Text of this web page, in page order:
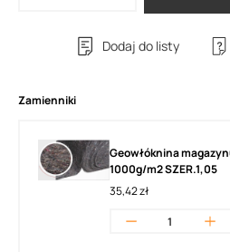
Dodaj do listy
Zamienniki
Geowłóknina
1000g/m2 SZER.1,05
35,42 zł